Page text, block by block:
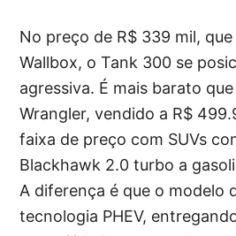
No preço de R$ 339 mil,
Wallbox, o Tank 300 se
agressiva. É mais barato
Wrangler, vendido a R$
faixa de preço com SUVs
Blackhawk 2.0 turbo a
A diferença é que o modelo
tecnologia PHEV,